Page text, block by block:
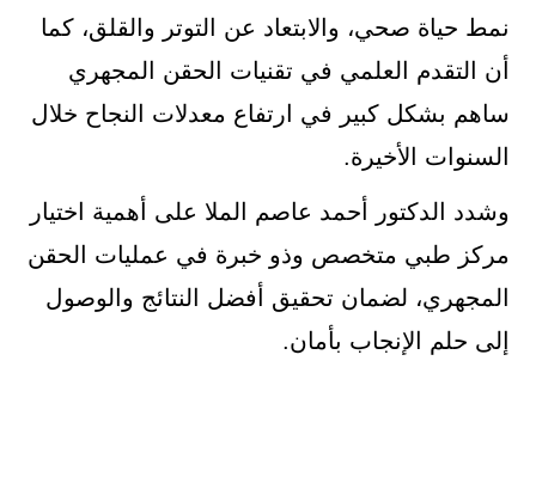
نمط حياة صحي، والابتعاد عن التوتر والقلق، كما
أن التقدم العلمي في تقنيات الحقن المجهري
ساهم بشكل كبير في ارتفاع معدلات النجاح خلال
السنوات الأخيرة.
وشدد الدكتور أحمد عاصم الملا على أهمية اختيار
مركز طبي متخصص وذو خبرة في عمليات الحقن
المجهري، لضمان تحقيق أفضل النتائج والوصول
إلى حلم الإنجاب بأمان.